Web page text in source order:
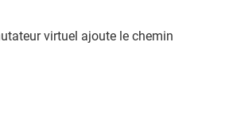
virtuel ajoute le chemin